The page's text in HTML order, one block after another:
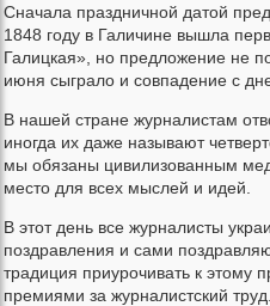
Сначала праздничной датой
1848 году в Галичине вышла
Галицкая», но предложение не
июня сыграло и совпадение с
В нашей стране журналистам
иногда их даже называют
мы обязаны цивилизованным
место для всех мыслей и идей.
В этот день все журналисты
поздравления и сами
традиция приурочивать к этому
премиями за журналистский